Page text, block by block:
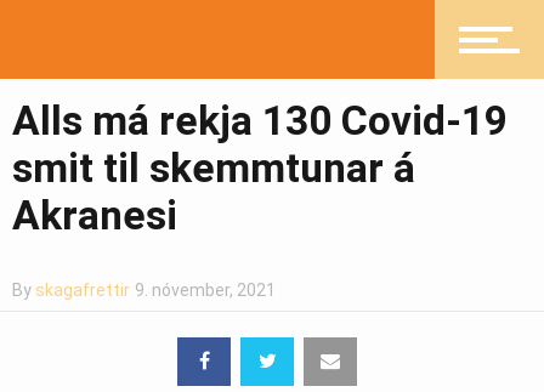
Mannlíf
Alls má rekja 130 Covid-19
smit til skemmtunar á
Akranesi
By skagafrettir 9. nóvember, 2021